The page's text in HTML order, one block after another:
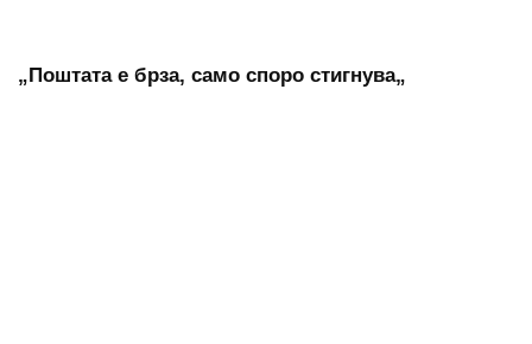
„Поштата е брза, само споро стигнува„